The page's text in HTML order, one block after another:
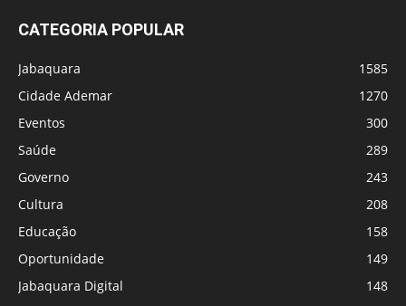
CATEGORIA POPULAR
Jabaquara
1585
Cidade Ademar
1270
Eventos
300
Saúde
289
Governo
243
Cultura
208
Educação
158
Oportunidade
149
Jabaquara Digital
148